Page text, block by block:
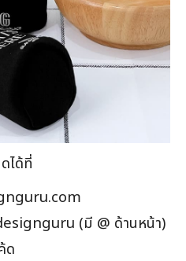
ได้ที่
(มี @ ด้านหน้า)
ด